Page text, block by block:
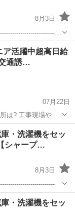
8月3日
蔵庫・洗濯機をセ...
半額
ア活躍中超高日給
通誘…
07月22日
は? 工事現場や駐
警備も 行っていま
に従って、 看板
・洗濯機をセッ
シャープ…
8月3日
蔵庫・洗濯機をセ...
半額
・洗濯機をセッ